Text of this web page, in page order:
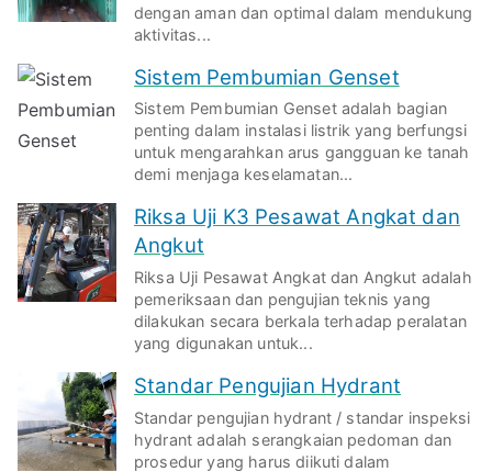
dengan aman dan optimal dalam mendukung
aktivitas...
Sistem Pembumian Genset
Sistem Pembumian Genset adalah bagian
penting dalam instalasi listrik yang berfungsi
untuk mengarahkan arus gangguan ke tanah
demi menjaga keselamatan...
Riksa Uji K3 Pesawat Angkat dan
Angkut
Riksa Uji Pesawat Angkat dan Angkut adalah
pemeriksaan dan pengujian teknis yang
dilakukan secara berkala terhadap peralatan
yang digunakan untuk...
Standar Pengujian Hydrant
Standar pengujian hydrant / standar inspeksi
hydrant adalah serangkaian pedoman dan
prosedur yang harus diikuti dalam